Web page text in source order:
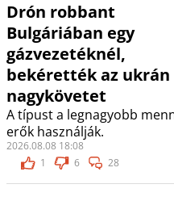
Drón robbant
Bulgáriában egy
gázvezetéknél,
bekérették az ukrán
nagykövetet
A típust a legnagyobb
erők használják.
2026.08.08 18:08
1
6 28